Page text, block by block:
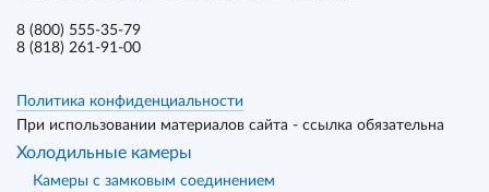
8 (800) 555-35-79
8 (818) 261-91-00
Политика конфиденциальности
При использовании материалов сайта - ссылка обязательна
Холодильные камеры
Камеры с замковым соединением